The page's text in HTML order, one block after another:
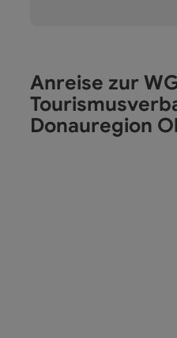
Anreise zur
Donauregion